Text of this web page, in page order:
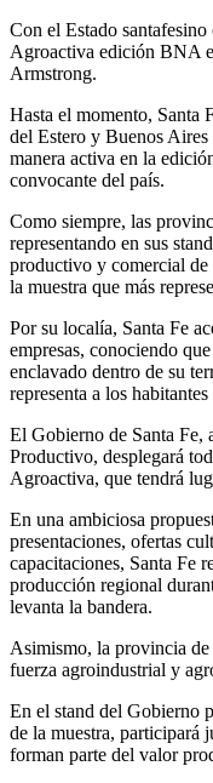
Con el Estado
Agroactiva edición BNA
Armstrong.
Hasta el momento, Santa
del Estero y Buenos Aires
manera activa en la
convocante del país.
Como siempre, las
representando en sus
productivo y comercial de
la muestra que más
Por su localía, Santa Fe
empresas, conociendo
enclavado dentro de su
representa a los
El Gobierno de Santa Fe,
Productivo, desplegará
Agroactiva, que tendrá
En una ambiciosa
presentaciones, ofertas
capacitaciones, Santa Fe
producción regional
levanta la bandera.
Asimismo, la provincia de
fuerza agroindustrial y
En el stand del Gobierno
de la muestra, participará
forman parte del valor